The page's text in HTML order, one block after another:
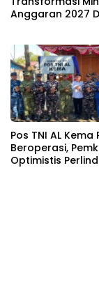
Anggaran 2027
Pos TNI AL Kema
Beroperasi,
Optimistis